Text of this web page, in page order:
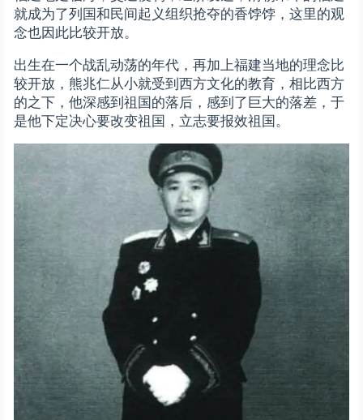
就成为了列国和民间起义组织抢夺的香饽饽，这里的观
念也因此比较开放。
出生在一个战乱动荡的年代，再加上福建当地的理念比
较开放，熊兆仁从小就受到西方文化的教育，相比西方
的之下，他深感到祖国的落后，感到了巨大的落差，于
是他下定决心要改变祖国，立志要报效祖国。